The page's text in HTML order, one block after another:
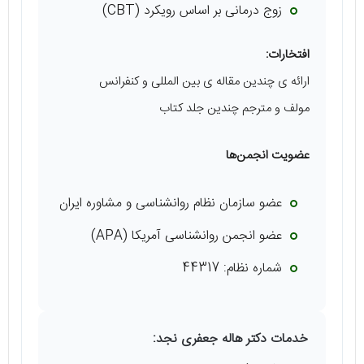
زوج درمانی بر اساس رویکرد (CBT)
افتخارات:
ارائه ی چندین مقاله ی بین المللی و کنفرانس
مولف و مترجم چندین جلد کتاب
عضویت انجمن‌ها
عضو سازمان نظام روانشناسی و مشاوره ایران
عضو انجمن روانشناسی آمریکا (APA)
شماره نظام: 44317
خدمات دکتر هاله جعفری نجد: